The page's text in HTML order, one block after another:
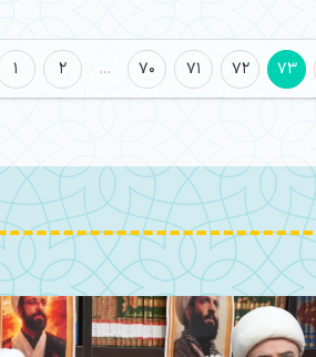
1 2 … 70 71 72 73